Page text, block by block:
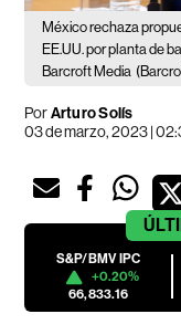
México rechaza
EE.UU. por planta de
Barcroft Media
PorArturo Solís
03 de marzo, 2023 |
S&P/BMV IPC
+0.20%
66,833.16